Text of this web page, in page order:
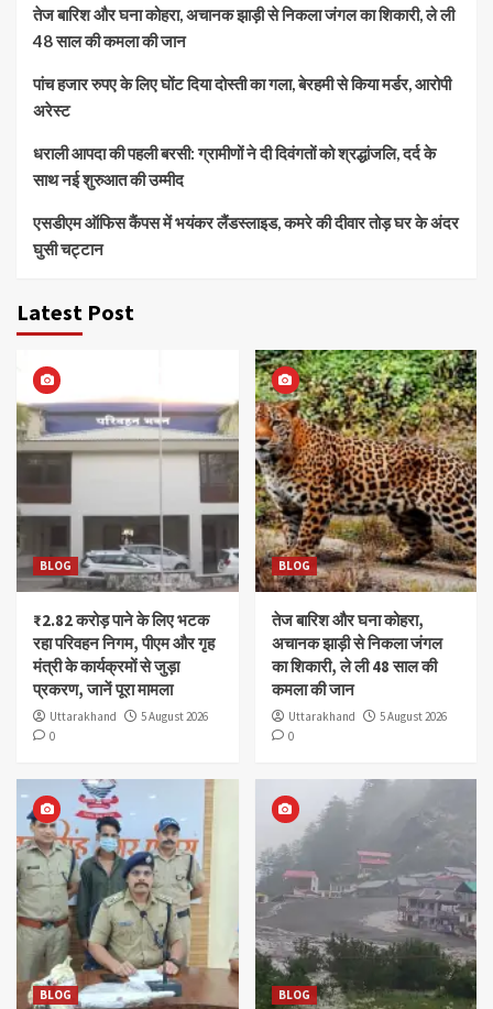
तेज बारिश और घना कोहरा, अचानक झाड़ी से निकला जंगल का शिकारी, ले ली
48 साल की कमला की जान
पांच हजार रुपए के लिए घोंट दिया दोस्ती का गला, बेरहमी से किया मर्डर, आरोपी
अरेस्ट
धराली आपदा की पहली बरसी: ग्रामीणों ने दी दिवंगतों को श्रद्धांजलि, दर्द के
साथ नई शुरुआत की उम्मीद
एसडीएम ऑफिस कैंपस में भयंकर लैंडस्लाइड, कमरे की दीवार तोड़ घर के अंदर
घुसी चट्टान
Latest Post
BLOG
₹2.82 करोड़ पाने के लिए भटक
रहा परिवहन निगम, पीएम और गृह
मंत्री के कार्यक्रमों से जुड़ा
प्रकरण, जानें पूरा मामला
Uttarakhand
5 August 2026
0
BLOG
तेज बारिश और घना कोहरा,
अचानक झाड़ी से निकला जंगल
का शिकारी, ले ली 48 साल की
कमला की जान
Uttarakhand
5 August 2026
0
BLOG BLOG